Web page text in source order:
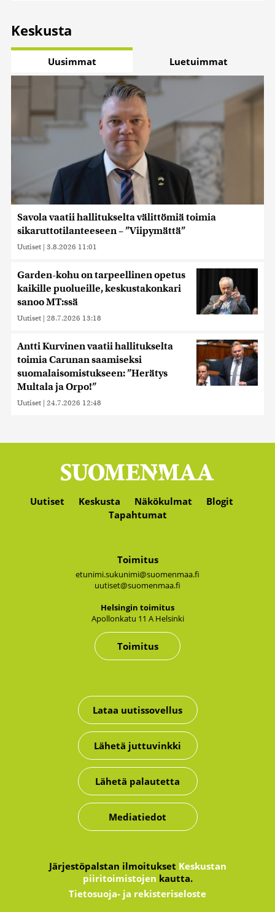
Keskusta
Uusimmat Luetuimmat
Savola vaatii hallitukselta välittömiä toimia
sikaruttotilanteeseen – ”Viipymättä”
Uutiset | 3.8.2026 11:01
Garden-kohu on tarpeellinen opetus
kaikille puolueille, keskustakonkari
sanoo MT:ssä
Uutiset | 28.7.2026 13:18
Antti Kurvinen vaatii hallitukselta
toimia Carunan saamiseksi
suomalaisomistukseen: ”Herätys
Multala ja Orpo!”
Uutiset | 24.7.2026 12:48
Uutiset Keskusta Näkökulmat
Blogit
Tapahtumat
Toimitus
etunimi.sukunimi@suomenmaa.fi
uutiset@suomenmaa.fi
Hel­sin­gin toi­mi­tus
Apol­lon­ka­tu 11 A Hel­sin­ki
Toimitus
Lataa uutissovellus
Lähetä juttuvinkki
Lähetä palautetta
Mediatiedot
Järjestöpalstan ilmoitukset Keskustan
piiritoimistojen kautta.
Tietosuoja- ja rekisteriseloste